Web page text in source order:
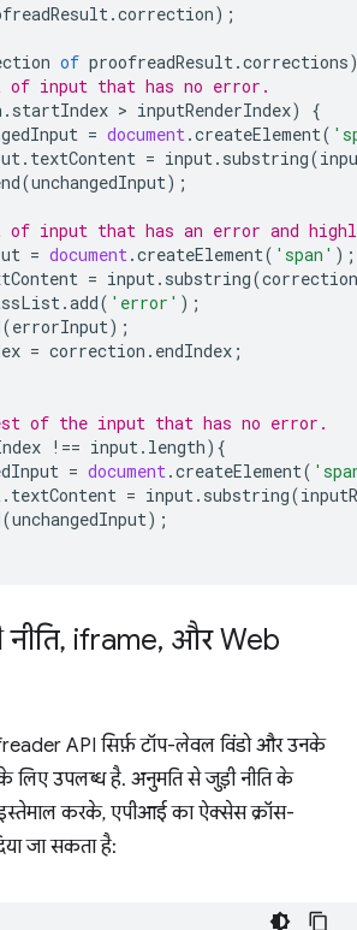
.correction);
of proofreadResult.corrections
of input that has no error.
. startIndex > inputRenderIndex)
{
= document.createElement(
. textContent = input. substring(
(unchangedInput);
of input that has an error and
= document.createElement( 'span' );
= input. substring(correction
.add( 'error' );
(errorInput);
= correction . endIndex ;
of the input that has no error.
!== input. length){
= document.createElement(
. textContent = input. substring(
(unchangedInput);
, iframe, और Web
API सिर्फ़ टॉप-लेवल विंडो और उनके
लिए उपलब्ध है. अनुमति से जुड़ी नीति के
इस्तेमाल करके, एपीआई का ऐक्सेस क्रॉस-
जा सकता है: